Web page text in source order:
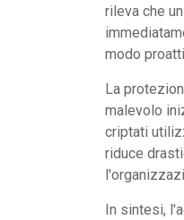
rileva che
modo
La
malevolo
criptati
riduce
In sintesi,